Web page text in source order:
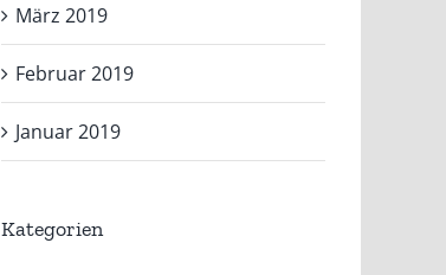
März 2019
Februar 2019
Januar 2019
Kategorien